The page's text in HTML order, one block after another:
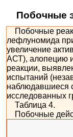
Побочные
Побочные
лефлуномида
увеличение
АСТ), алопецию
реакции,
испытаний
наблюдавшиеся
исследованных
Таблица 4.
Побочные